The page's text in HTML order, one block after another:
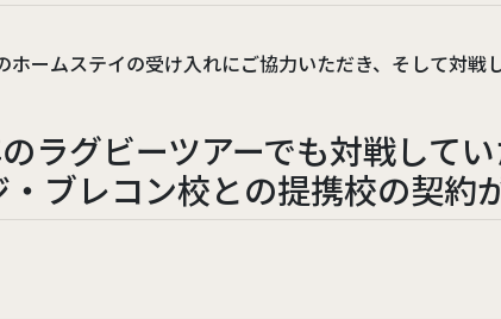
ームステイの受け入れにご協力いただき、そして対戦
ラグビーツアーでも対戦して
ブレコン校との提携校の契約